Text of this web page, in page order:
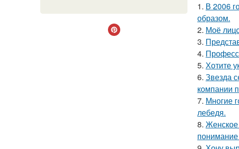
1. В 2006
образом.
2. Моё
3.
4.
5. Хотите
6. Звезда
компании
7. Многие
лебедя.
8. Женское